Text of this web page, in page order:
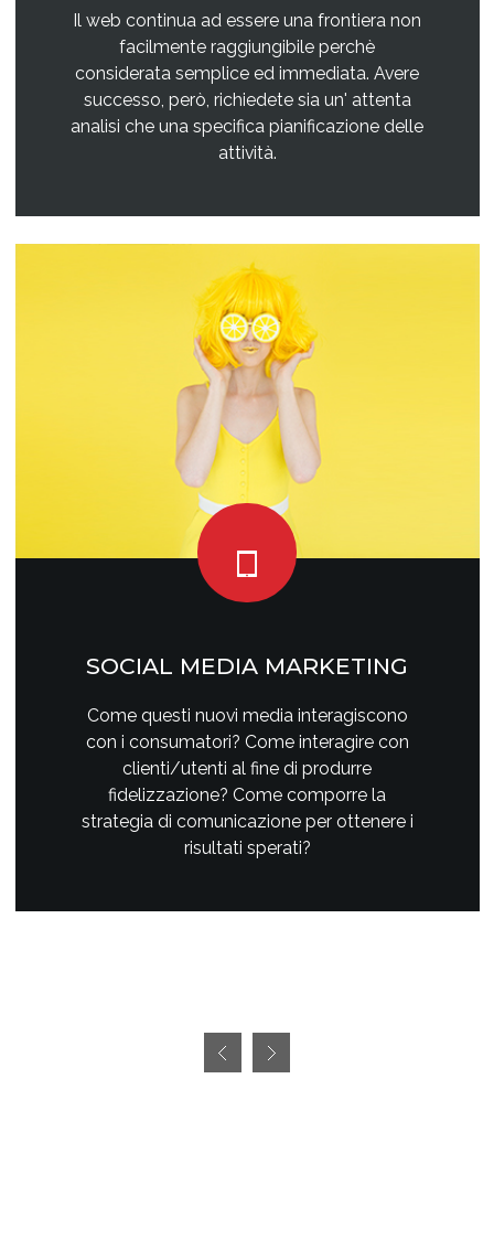
Il web continua ad essere una frontiera non
facilmente raggiungibile perchè
considerata semplice ed immediata. Avere
successo, però, richiedete sia un' attenta
analisi che una specifica pianificazione delle
attività.
SOCIAL MEDIA MARKETING
Come questi nuovi media interagiscono
con i consumatori? Come interagire con
clienti/utenti al fine di produrre
fidelizzazione? Come comporre la
strategia di comunicazione per ottenere i
risultati sperati?